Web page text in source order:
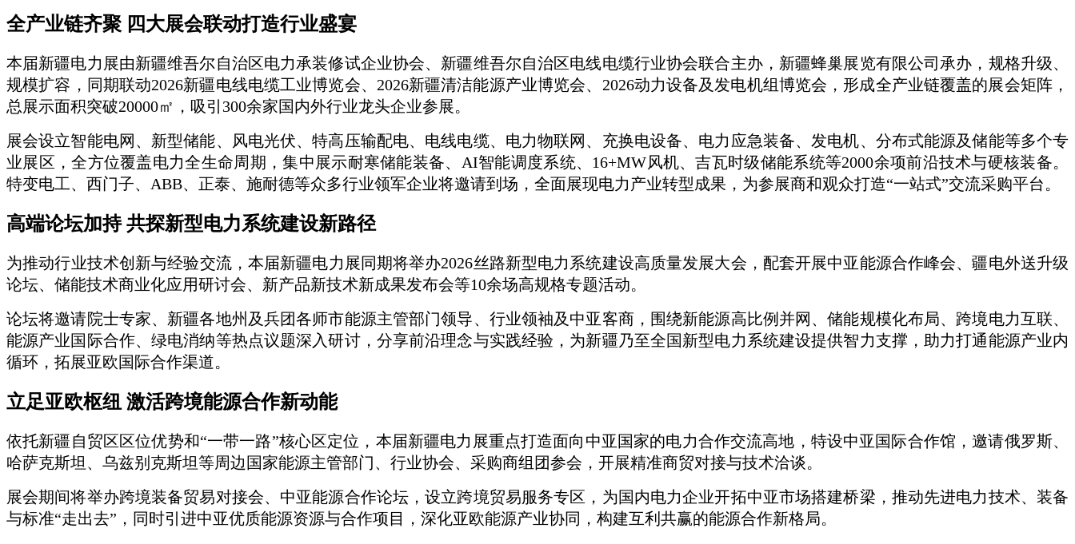
全产业链齐聚 四大展会联动打造行业盛宴
本届新疆电力展由新疆维吾尔自治区电力承装修试企业协会、新疆维吾尔自治区电线电缆行业协会联合主办，新疆蜂巢展览有限公司承办，规格升级、
规模扩容，同期联动2026新疆电线电缆工业博览会、2026新疆清洁能源产业博览会、2026动力设备及发电机组博览会，形成全产业链覆盖的展会矩阵，
总展示面积突破20000㎡，吸引300余家国内外行业龙头企业参展。
展会设立智能电网、新型储能、风电光伏、特高压输配电、电线电缆、电力物联网、充换电设备、电力应急装备、发电机、分布式能源及储能等多个专
业展区，全方位覆盖电力全生命周期，集中展示耐寒储能装备、AI智能调度系统、16+MW风机、吉瓦时级储能系统等2000余项前沿技术与硬核装备。
特变电工、西门子、ABB、正泰、施耐德等众多行业领军企业将邀请到场，全面展现电力产业转型成果，为参展商和观众打造“一站式”交流采购平台。
高端论坛加持 共探新型电力系统建设新路径
为推动行业技术创新与经验交流，本届新疆电力展同期将举办2026丝路新型电力系统建设高质量发展大会，配套开展中亚能源合作峰会、疆电外送升级
论坛、储能技术商业化应用研讨会、新产品新技术新成果发布会等10余场高规格专题活动。
论坛将邀请院士专家、新疆各地州及兵团各师市能源主管部门领导、行业领袖及中亚客商，围绕新能源高比例并网、储能规模化布局、跨境电力互联、
能源产业国际合作、绿电消纳等热点议题深入研讨，分享前沿理念与实践经验，为新疆乃至全国新型电力系统建设提供智力支撑，助力打通能源产业内
循环，拓展亚欧国际合作渠道。
立足亚欧枢纽 激活跨境能源合作新动能
依托新疆自贸区区位优势和“一带一路”核心区定位，本届新疆电力展重点打造面向中亚国家的电力合作交流高地，特设中亚国际合作馆，邀请俄罗斯、
哈萨克斯坦、乌兹别克斯坦等周边国家能源主管部门、行业协会、采购商组团参会，开展精准商贸对接与技术洽谈。
展会期间将举办跨境装备贸易对接会、中亚能源合作论坛，设立跨境贸易服务专区，为国内电力企业开拓中亚市场搭建桥梁，推动先进电力技术、装备
与标准“走出去”，同时引进中亚优质能源资源与合作项目，深化亚欧能源产业协同，构建互利共赢的能源合作新格局。